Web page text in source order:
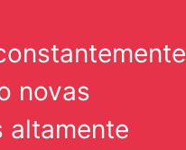
novas
altamente